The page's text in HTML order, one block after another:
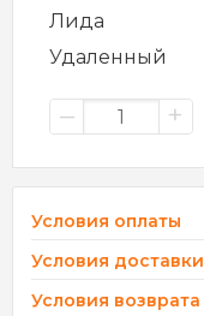
Лида
Удаленный
– +
Условия оплаты
Условия доставки
Условия возврата